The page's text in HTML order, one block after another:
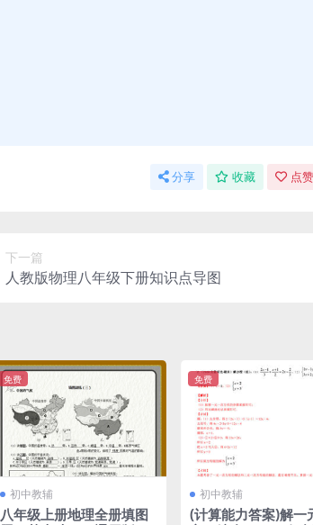
分享 收藏 点
下一篇
人教版物理八年级下册知识点导图
免费
初中教辅
八年级上册地理全册填图
免费
初中教辅
(计算能力答案)解一